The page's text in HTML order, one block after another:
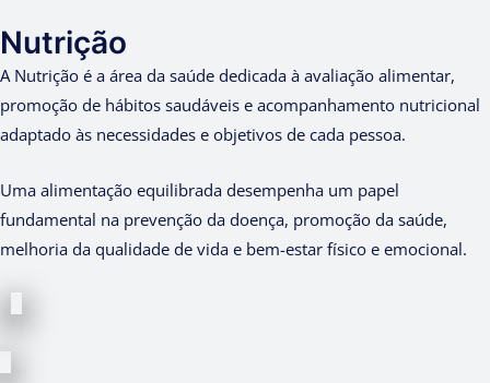
Nutrição
A Nutrição é a área da saúde dedicada à avaliação alimentar,
promoção de hábitos saudáveis e acompanhamento nutricional
adaptado às necessidades e objetivos de cada pessoa.
Uma alimentação equilibrada desempenha um papel
fundamental na prevenção da doença, promoção da saúde,
melhoria da qualidade de vida e bem-estar físico e emocional.